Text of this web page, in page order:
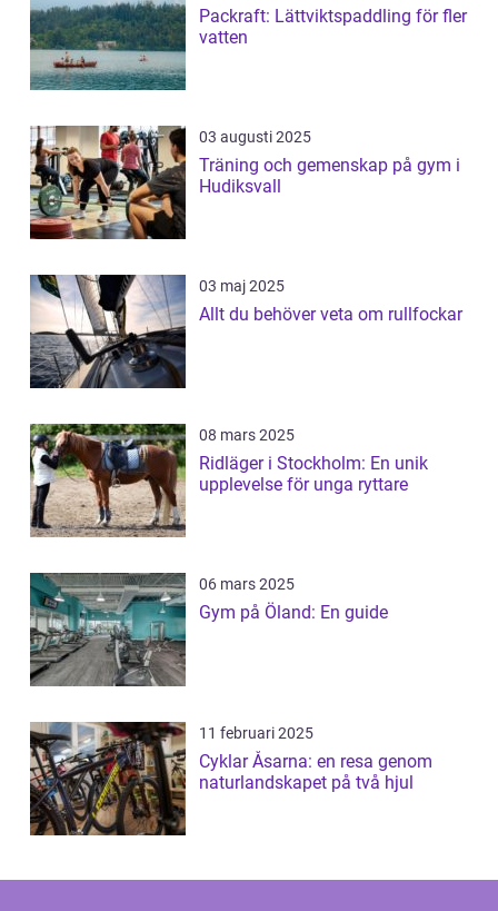
Packraft: Lättviktspaddling för fler
vatten
03 augusti 2025
Träning och gemenskap på gym i
Hudiksvall
03 maj 2025
Allt du behöver veta om rullfockar
08 mars 2025
Ridläger i Stockholm: En unik
upplevelse för unga ryttare
06 mars 2025
Gym på Öland: En guide
11 februari 2025
Cyklar Åsarna: en resa genom
naturlandskapet på två hjul